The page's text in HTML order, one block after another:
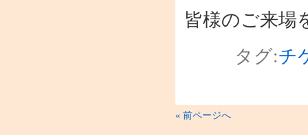
皆様のご来場
タグ:チ
« 前ページへ